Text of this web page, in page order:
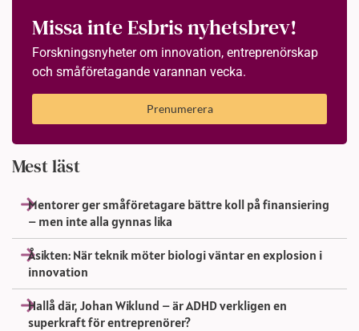
Missa inte Esbris nyhetsbrev!
Forskningsnyheter om innovation, entreprenörskap
och småföretagande varannan vecka.
Prenumerera
Mest läst
Mentorer ger småföretagare bättre koll på finansiering
– men inte alla gynnas lika
Åsikten: När teknik möter biologi väntar en explosion i
innovation
Hallå där, Johan Wiklund – är ADHD verkligen en
superkraft för entreprenörer?